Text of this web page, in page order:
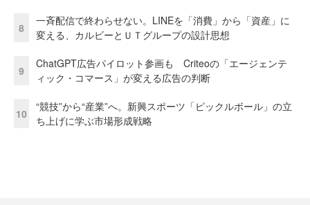
8
一斉配信で終わらせない。LINEを「消費」から「資産」に
変える、カルビーとＵＴグループの設計思想
9
ChatGPT広告パイロット参画も Criteoの「エージェンテ
ィック・コマース」が変える広告の判断
10
“競技”から“産業”へ。新興スポーツ「ピックルボール」の立
ち上げに学ぶ市場形成戦略